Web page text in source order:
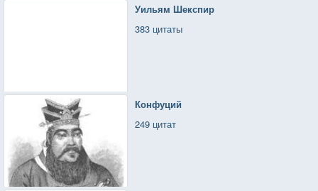
Уильям Шекспир
383 цитаты
Конфуций
249 цитат